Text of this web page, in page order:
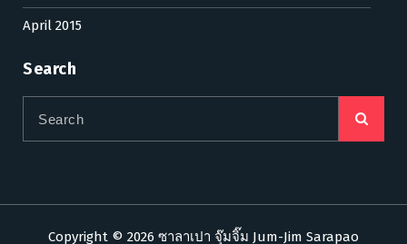
April 2015
Search
Copyright © 2026 ซาลาเปา จุ๊มจิ๊ม Jum-Jim Sarapao